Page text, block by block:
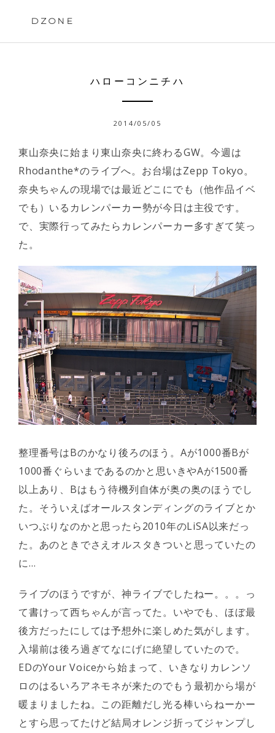
DZONE
ハローコンニチハ
2014/05/05
東山奈央に始まり東山奈央に終わるGW。今週は
Rhodanthe*のライブへ。お台場はZepp Tokyo。
奈央ちゃんの現場では最近どこにでも（他作品イベ
でも）いるカレンパーカー勢が今日は主役です。
で、実際行ってみたらカレンパーカー多すぎて笑っ
た。
整理番号はBのかなり後ろのほう。Aが1000番Bが
1000番ぐらいまであるのかと思いきやAが1500番
以上あり、Bはもう待機列自体が奥の奥のほうでし
た。そういえばオールスタンディングのライブとか
いつぶりなのかと思ったら2010年のLiSA以来だっ
た。あのときでさえオルスタきついと思っていたの
に…
ライブのほうですが、神ライブでしたねー。。。っ
て書けって西ちゃんが言ってた。いやでも、ほぼ最
後方だったにしては予想外に楽しめた気がします。
入場前は後ろ過ぎてなにげに絶望していたので。
EDのYour Voiceから始まって、いきなりカレンソ
ロのはるいろアネモネが来たのでもう最初から場が
暖まりましたね。この距離だし光る棒いらねーかー
とすら思ってたけど結局オレンジ折ってジャンプし